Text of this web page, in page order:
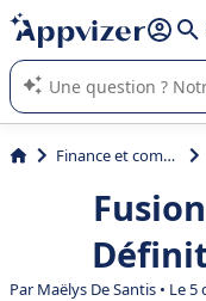
répondre (plusieurs
L'IA de Appvizer vous
logiciel SaaS en
Finance et comptabilité
ParMaëlys De Santis • Le